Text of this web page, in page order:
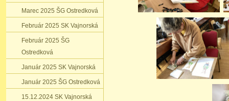
Marec 2025 ŠG Ostredková
Február 2025 SK Vajnorská
Február 2025 ŠG
Ostredková
Január 2025 SK Vajnorská
Január 2025 ŠG Ostredková
15.12.2024 SK Vajnorská